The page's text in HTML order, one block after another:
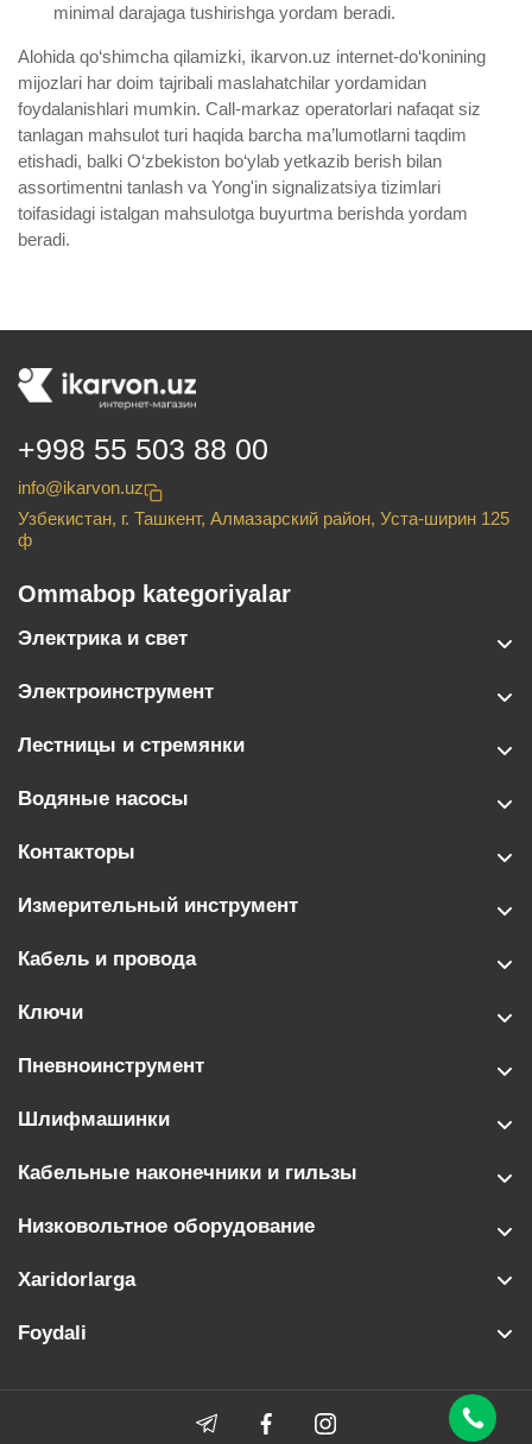
minimal darajaga tushirishga yordam beradi.
Alohida qo‘shimcha qilamizki, ikarvon.uz internet-do‘konining
mijozlari har doim tajribali maslahatchilar yordamidan
foydalanishlari mumkin. Call-markaz operatorlari nafaqat siz
tanlagan mahsulot turi haqida barcha ma’lumotlarni taqdim
etishadi, balki O‘zbekiston bo‘ylab yetkazib berish bilan
assortimentni tanlash va Yong'in signalizatsiya tizimlari
toifasidagi istalgan mahsulotga buyurtma berishda yordam
beradi.
+998 55 503 88 00
info@ikarvon.uz
Узбекистан, г. Ташкент, Алмазарский район, Уста-ширин 125
ф
Ommabop kategoriyalar
Электрика и свет
Электроинструмент
Лестницы и стремянки
Водяные насосы
Контакторы
Измерительный инструмент
Кабель и провода
Ключи
Пневноинструмент
Шлифмашинки
Кабельные наконечники и гильзы
Низковольтное оборудование
Xaridorlarga
Foydali